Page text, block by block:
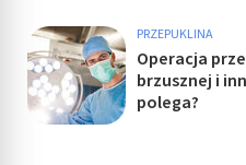
PRZEPUKLINA
Operacja
brzusznej i
polega?